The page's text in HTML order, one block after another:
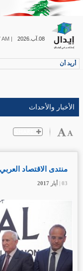
08.آب.2026 AM |
أريد أن
03 | أيار
منتدى الاقتصاد
03 | أيار 03 | أيار